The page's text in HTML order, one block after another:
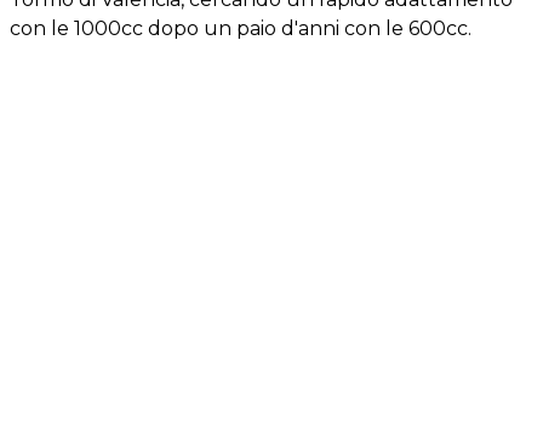
con le 1000cc dopo un paio d'anni con le 600cc.